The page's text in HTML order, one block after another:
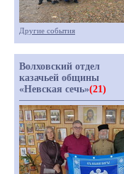
Другие события
Волховский отдел
казачьей общины
«Невская сечь»(21)